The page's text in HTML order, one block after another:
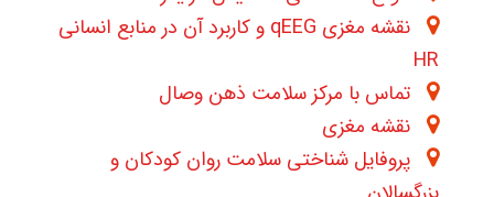
نقشه مغزی qEEG و کاربرد آن در منابع انسانی
HR
تماس با مرکز سلامت ذهن وصال
نقشه مغزی
پروفایل شناختی سلامت روان کودکان و